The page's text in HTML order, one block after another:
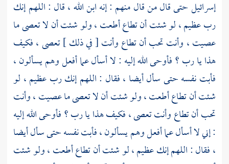
إسرائيل حتى قال من قال منهم : إنه ابن الله ، قال : اللهم إنك
رب عظيم ، لو شئت أن تطاع أطعت ، ولو شئت أن لا تعصى ما
عصيت ، وأنت تحب أن تطاع وأنت [ في ذلك ] تعصى ، فكيف
هذا يا رب ؟ فأوحى الله إليه : لا أسأل عما أفعل وهم يسألون ،
فأبت نفسه حتى سأل أيضا ، فقال : اللهم إنك رب عظيم ، لو
شئت أن تطاع أطعت ، ولو شئت أن لا تعصى ما عصيت ، وأنت
تحب أن تطاع وأنت تعصى ، فكيف هذا يا رب ؟ فأوحى الله إليه
: إني لا أسأل عما أفعل وهم يسألون ، فأبت نفسه حتى سأل أيضا
، فقال : اللهم إنك عظيم ، لو شئت أن تطاع أطعت ، ولو شئت